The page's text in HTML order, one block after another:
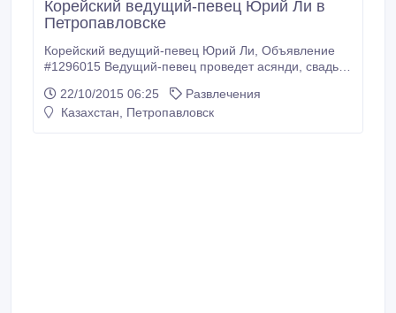
Корейский ведущий-певец Юрий Ли в
Петропавловске
Корейский ведущий-певец Юрий Ли, Объявление
#1296015 Ведущий-певец проведет асянди, свадьбу
корейском стиле. Корейские танцы, корейская
певица. Традиции и обычаи..
22/10/2015 06:25
Развлечения
Казахстан, Петропавловск